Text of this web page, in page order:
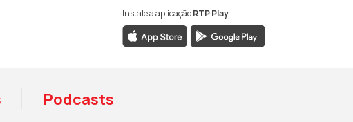
Facebook da RTP Antena 1
ao Instagram da RTP Antena 1
ao YouTube da RTP Antena 1
Instale a aplicaçãoRTP Play
Podcasts